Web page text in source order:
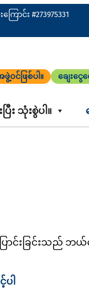
ြောင်း #273975331
ဝင်ဖြစ်ပါ။ ချေးငွေ
း သုံးစွဲပါ။
ပြောင်းခြင်းသည်
ါ